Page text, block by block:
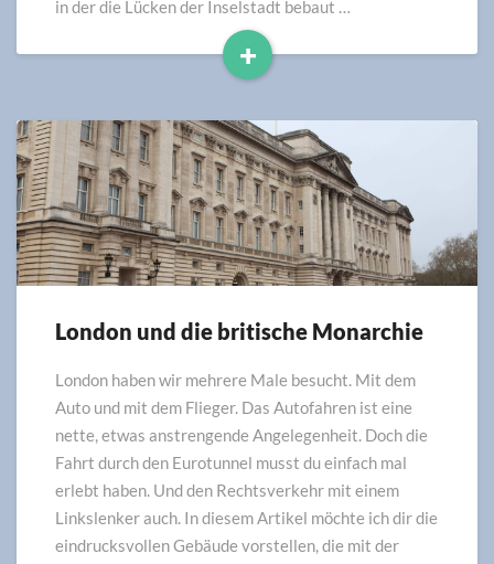
in der die Lücken der Inselstadt bebaut …
+
Read
London
die
britische
Monarchie
London und die britische Monarchie
London haben wir mehrere Male besucht. Mit dem
Auto und mit dem Flieger. Das Autofahren ist eine
nette, etwas anstrengende Angelegenheit. Doch die
Fahrt durch den Eurotunnel musst du einfach mal
erlebt haben. Und den Rechtsverkehr mit einem
Linkslenker auch. In diesem Artikel möchte ich dir die
eindrucksvollen Gebäude vorstellen, die mit der